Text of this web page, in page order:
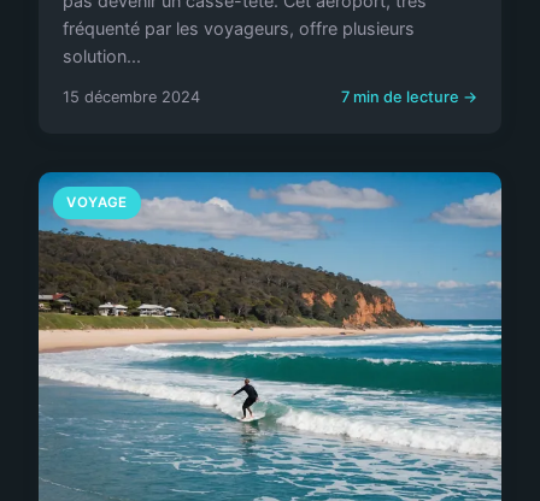
fréquenté par les voyageurs, offre plusieurs
solution...
15 décembre 2024 7 min de lecture →
VOYAGE